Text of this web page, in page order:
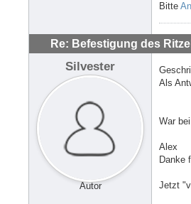
Bitte
Re: Befestigung des
Silvester
Autor
Als
War
Alex
Danke
Jetzt